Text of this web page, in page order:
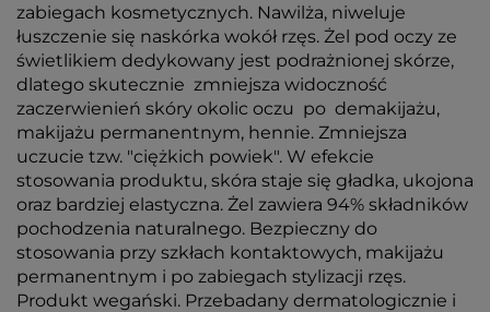
zabiegach kosmetycznych. Nawilża, niweluje
łuszczenie się naskórka wokół rzęs. Żel pod oczy ze
świetlikiem dedykowany jest podrażnionej skórze,
dlatego skutecznie zmniejsza widoczność
zaczerwienień skóry okolic oczu po demakijażu,
makijażu permanentnym, hennie. Zmniejsza
uczucie tzw. "ciężkich powiek". W efekcie
stosowania produktu, skóra staje się gładka, ukojona
oraz bardziej elastyczna. Żel zawiera 94% składników
pochodzenia naturalnego. Bezpieczny do
stosowania przy szkłach kontaktowych, makijażu
permanentnym i po zabiegach stylizacji rzęs.
Produkt wegański. Przebadany dermatologicznie i